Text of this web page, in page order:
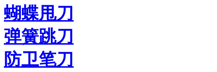
蝴蝶甩刀
弹簧跳刀
防卫笔刀